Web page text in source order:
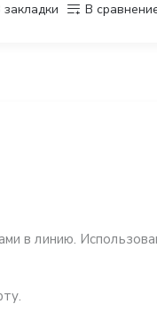
закладки В
в линию.